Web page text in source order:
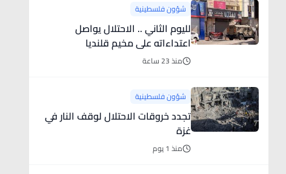
شؤون فلسطينية
لليوم الثاني .. الاحتلال يواصل
اعتداءاته على مخيم قلنديا
منذ 23 ساعة
شؤون فلسطينية
تجدد خروقات الاحتلال لوقف النار في
غزة
منذ 1 يوم